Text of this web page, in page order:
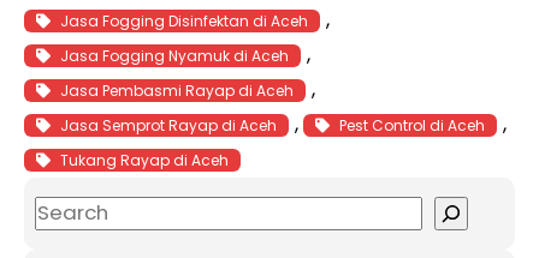
Jasa Fogging Disinfektan di Aceh ,
Jasa Fogging Nyamuk di Aceh ,
Jasa Pembasmi Rayap di Aceh ,
Jasa Semprot Rayap di Aceh , Pest Control di Aceh ,
Tukang Rayap di Aceh